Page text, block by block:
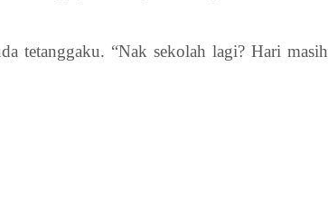
tetanggaku. “Nak sekolah lagi? Hari masih